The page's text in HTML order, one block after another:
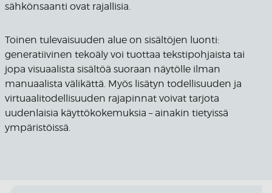
sähkönsaanti ovat rajallisia.
Toinen tulevaisuuden alue on sisältöjen luonti:
generatiivinen tekoäly voi tuottaa tekstipohjaista tai
jopa visuaalista sisältöä suoraan näytölle ilman
manuaalista välikättä. Myös lisätyn todellisuuden ja
virtuaalitodellisuuden rajapinnat voivat tarjota
uudenlaisia käyttökokemuksia – ainakin tietyissä
ympäristöissä.